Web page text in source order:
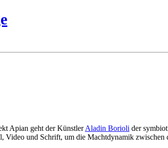
Apian geht der KünstlerAladin Borioli der
Video und Schrift, um die Machtdynamik zwischen